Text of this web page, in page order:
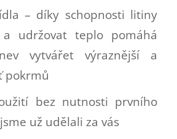
– díky schopnosti litiny
a udržovat teplo pomáhá
vytvářet výraznější a
pokrmů
bez nutnosti prvního
už udělali za vás